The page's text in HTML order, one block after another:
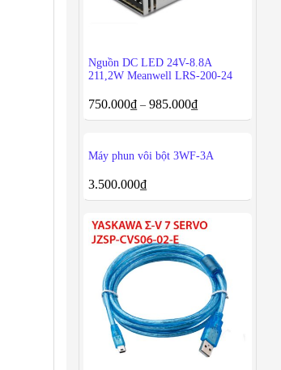
Nguồn DC LED 24V-8.8A
211,2W Meanwell LRS-200-24
750.000₫ –985.000₫
Máy phun vôi bột 3WF-3A
3.500.000₫